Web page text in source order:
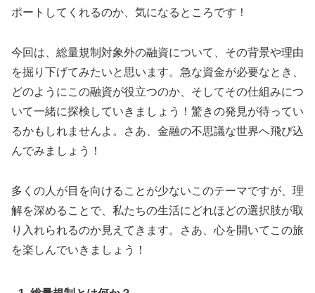
ポートしてくれるのか、気になるところです！
今回は、総量規制対象外の融資について、その背景や理由
を掘り下げてみたいと思います。急な資金が必要なとき、
どのようにこの融資が役立つのか、そしてその仕組みにつ
いて一緒に探検していきましょう！驚きの発見が待ってい
るかもしれませんよ。さあ、金融の不思議な世界へ飛び込
んでみましょう！
多くの人が目を向けることが少ないこのテーマですが、理
解を深めることで、私たちの生活にどれほどの選択肢が取
り入れられるのか見えてきます。さあ、心を開いてこの旅
を楽しんでいきましょう！